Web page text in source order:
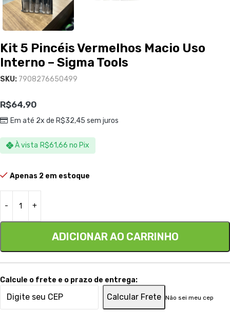
Kit 5 Pincéis Vermelhos Macio Uso
Interno – Sigma Tools
SKU: 7908276650499
R$64,90
Em até 2x de R$32,45 sem juros
À vista R$61,66 no Pix
Apenas 2 em estoque
ADICIONAR AO CARRINHO
Calcule o frete e o prazo de entrega:
Calcular Frete Não sei meu cep